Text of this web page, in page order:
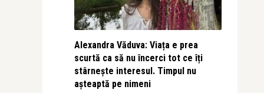
Alexandra Văduva: Viața e prea
scurtă ca să nu încerci tot ce îți
stârnește interesul. Timpul nu
așteaptă pe nimeni